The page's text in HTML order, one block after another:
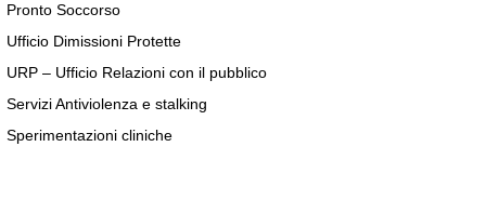
Pronto Soccorso
Ufficio Dimissioni Protette
URP – Ufficio Relazioni con il pubblico
Servizi Antiviolenza e stalking
Sperimentazioni cliniche